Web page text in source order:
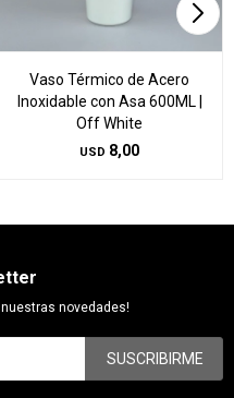
Vaso Térmico de Acero
Inoxidable con Asa 600ML |
Off White
USD 8,00
novedades!
SUSCRIBIRME